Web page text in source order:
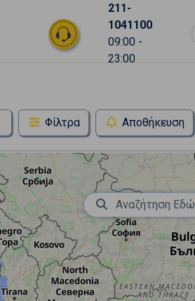
211-
1041100
09:00 -
23:00
Φίλτρα Αποθήκευση
Αναζήτηση Εδώ